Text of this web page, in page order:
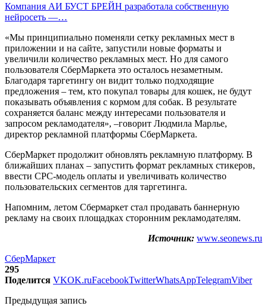
Компания АИ БУСТ БРЕЙН разработала собственную
нейросеть —…
«Мы принципиально поменяли сетку рекламных мест в
приложении и на сайте, запустили новые форматы и
увеличили количество рекламных мест. Но для самого
пользователя СберМаркета это осталось незаметным.
Благодаря таргетингу он видит только подходящие
предложения – тем, кто покупал товары для кошек, не будут
показывать объявления с кормом для собак. В результате
сохраняется баланс между интересами пользователя и
запросом рекламодателя», –говорит Людмила Марлье,
директор рекламной платформы СберМаркета.
СберМаркет продолжит обновлять рекламную платформу. В
ближайших планах – запустить формат рекламных стикеров,
ввести CPC-модель оплаты и увеличивать количество
пользовательских сегментов для таргетинга.
Напомним, летом Сбермаркет стал продавать баннерную
рекламу на своих площадках сторонним рекламодателям.
Источник: www.seonews.ru
СберМаркет
295
Поделится VKOK.ruFacebookTwitterWhatsAppTelegramViber
Предыдущая запись